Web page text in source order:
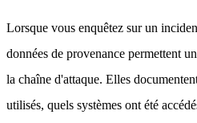
Lorsque vous enquêtez sur un
données de provenance permettent
la chaîne d'attaque. Elles
utilisés, quels systèmes ont été